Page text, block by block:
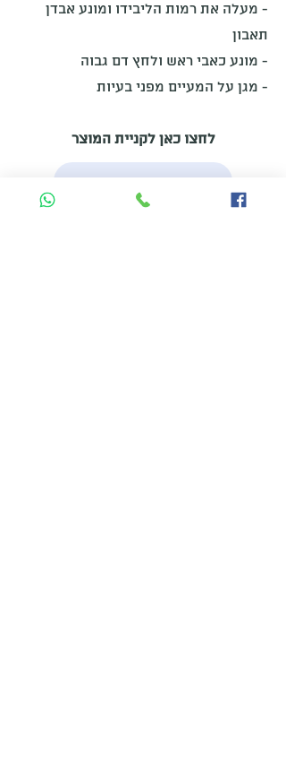
- מעלה את רמות הליבידו ומונע אבדן
תאבון
- מונע כאבי ראש ולחץ דם גבוה
- מגן על המעיים מפני בעיות
לחצו כאן לקניית המוצר
הזמינו את המוצר